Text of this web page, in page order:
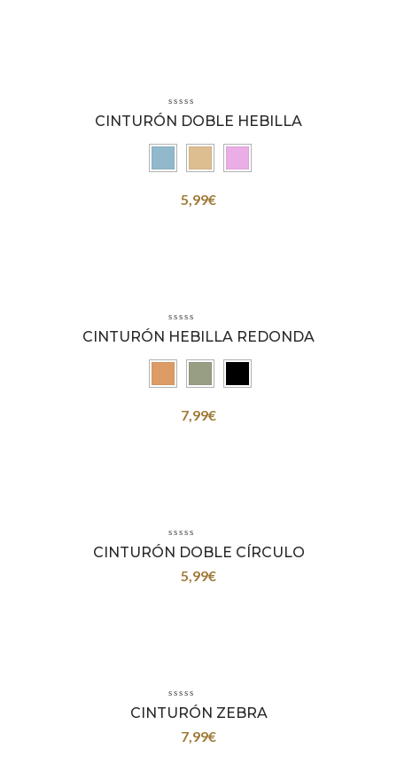
CINTURÓN DOBLE HEBILLA
5,99€
CINTURÓN HEBILLA REDONDA
7,99€
CINTURÓN DOBLE CÍRCULO
5,99€
CINTURÓN ZEBRA
7,99€